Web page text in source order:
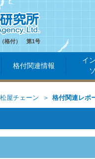
格付） 第1号
格付関連情報
イ
屋チェーン 格付関連レポ